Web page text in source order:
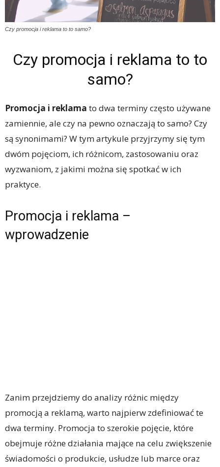
Czy promocja i reklama to to samo?
Czy promocja i reklama to to
samo?
Promocja i reklama to dwa terminy często używane
zamiennie, ale czy na pewno oznaczają to samo? Czy
są synonimami? W tym artykule przyjrzymy się tym
dwóm pojęciom, ich różnicom, zastosowaniu oraz
wyzwaniom, z jakimi można się spotkać w ich
praktyce.
Promocja i reklama –
wprowadzenie
Zanim przejdziemy do analizy różnic między
promocją a reklamą, warto najpierw zdefiniować te
dwa terminy. Promocja to szerokie pojęcie, które
obejmuje różne działania mające na celu zwiększenie
świadomości o produkcie, usłudze lub marce oraz